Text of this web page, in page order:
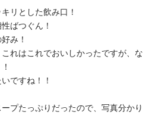
リとした飲み口！
ばつぐん！
み！
れはこれでおいしかったですが、な
ですね！！
プたっぷりだったので、写真分かり